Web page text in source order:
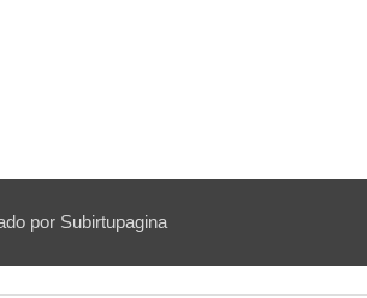
por Subirtupagina